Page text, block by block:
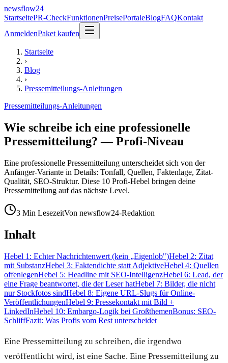
newsflow24
StartseitePR-CheckFunktionenPreisePortaleBlogFAQKontakt
AnmeldenPaket kaufen
Startseite
›
Blog
›
Pressemitteilungs-Anleitungen
Pressemitteilungs-Anleitungen
Wie schreibe ich eine professionelle
Pressemitteilung? — Profi-Niveau
Eine professionelle Pressemitteilung unterscheidet sich von der
Anfänger-Variante in Details: Tonfall, Quellen, Faktenlage, Zitat-
Qualität, SEO-Struktur. Diese 10 Profi-Hebel bringen deine
Pressemitteilung auf das nächste Level.
3 Min LesezeitVon newsflow24-Redaktion
Inhalt
Hebel 1: Echter Nachrichtenwert (kein „Eigenlob")Hebel 2: Zitat
mit SubstanzHebel 3: Faktendichte statt AdjektiveHebel 4: Quellen
offenlegenHebel 5: Headline mit SEO-IntelligenzHebel 6: Lead, der
eine Frage beantwortet, die der Leser hatHebel 7: Bilder, die nicht
nur Stockfotos sindHebel 8: Eigene URL-Slugs für Online-
VeröffentlichungenHebel 9: Pressekontakt mit Bild +
LinkedInHebel 10: Embargo-Logik bei GroßthemenBonus: SEO-
SchliffFazit: Was Profis vom Rest unterscheidet
Eine Pressemitteilung zu schreiben, die irgendwo
veröffentlicht wird, ist eine Sache. Eine Pressemitteilung zu